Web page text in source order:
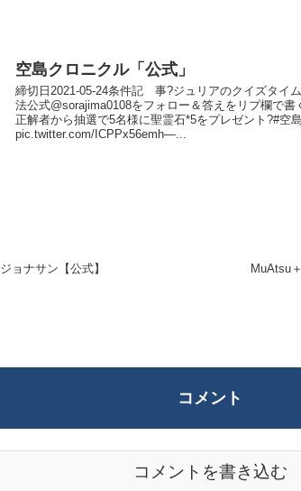
空島クロニクル「公式」
締切日2021-05-24条件記 事?ジュリアのクイズタ
法公式@sorajima0108をフォロー＆答えをリプ欄で
正解者から抽選で5名様に聖霊石*5をプレゼント?#
pic.twitter.com/ICPPx56emh—...
ジョナサン【公式】 MuAtsu
コメント
コメントを書き込む